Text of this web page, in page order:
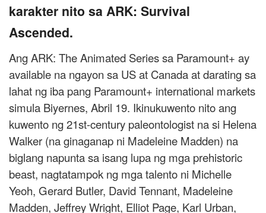
karakter nito sa ARK: Survival
Ascended.
Ang ARK: The Animated Series sa Paramount+ ay
available na ngayon sa US at Canada at darating sa
lahat ng iba pang Paramount+ international markets
simula Biyernes, Abril 19. Ikinukuwento nito ang
kuwento ng 21st-century paleontologist na si Helena
Walker (na ginaganap ni Madeleine Madden) na
biglang napunta sa isang lupa ng mga prehistoric
beast, nagtatampok ng mga talento ni Michelle
Yeoh, Gerard Butler, David Tennant, Madeleine
Madden, Jeffrey Wright, Elliot Page, Karl Urban,